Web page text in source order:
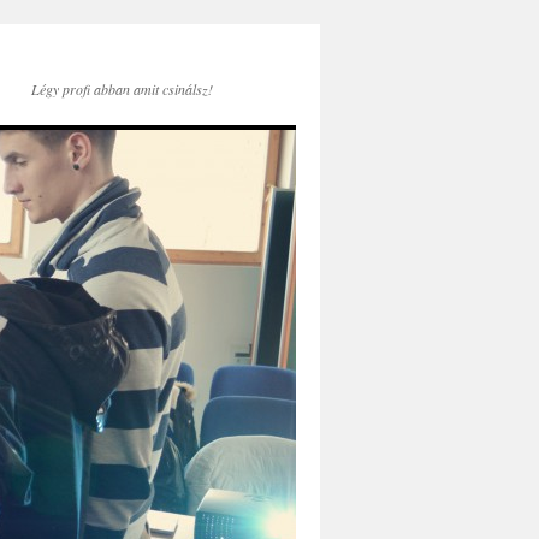
Légy profi abban amit csinálsz!